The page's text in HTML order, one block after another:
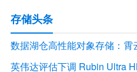
存储头条
数据湖仓高性能对象存储：